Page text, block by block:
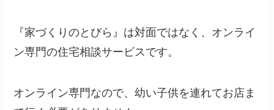
『家づくりのとびら』は対面ではなく、オンライ
ン専門の住宅相談サービスです。
オンライン専門なので、幼い子供を連れてお店ま